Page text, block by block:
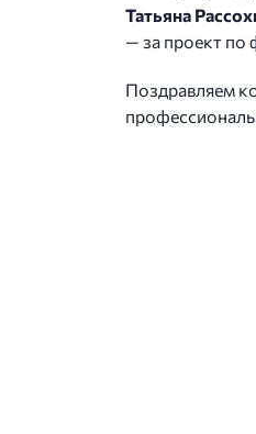
Татьяна
— за проект по
Поздравляем